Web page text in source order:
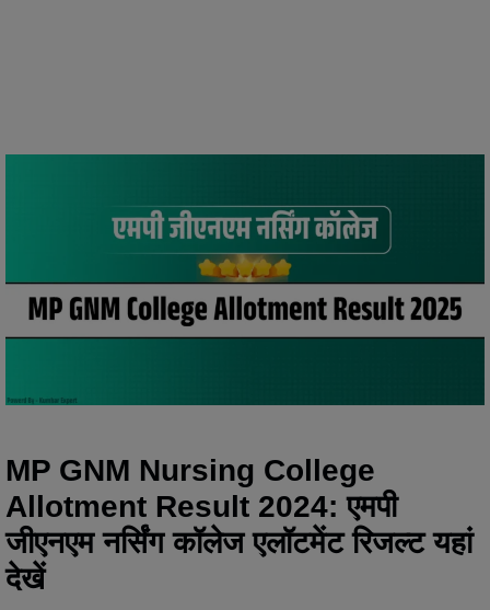
MP GNM Nursing College
Allotment Result 2024: एमपी
जीएनएम नर्सिंग कॉलेज एलॉटमेंट रिजल्ट यहां
देखें